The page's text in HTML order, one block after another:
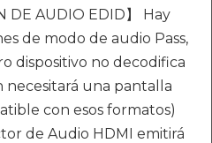
DE AUDIO EDID】 Hay
de modo de audio Pass,
dispositivo no decodifica
necesitará una pantalla
con esos formatos)
de Audio HDMI emitirá